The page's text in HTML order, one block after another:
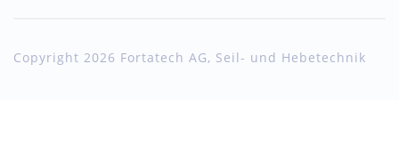
Copyright 2026 Fortatech AG, Seil- und Hebetechnik